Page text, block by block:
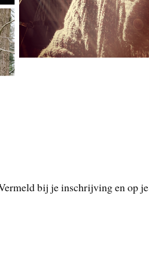
bij je inschrijving en op je